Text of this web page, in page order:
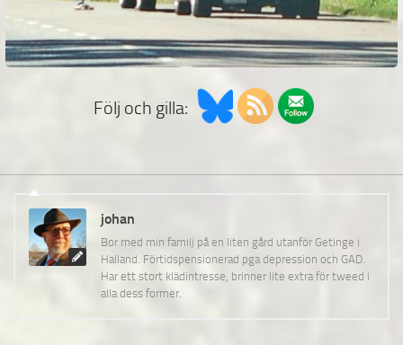
Följ och gilla:
johan
Bor med min familj på en liten gård utanför Getinge i
Halland. Förtidspensionerad pga depression och GAD.
Har ett stort klädintresse, brinner lite extra för tweed i
alla dess former.